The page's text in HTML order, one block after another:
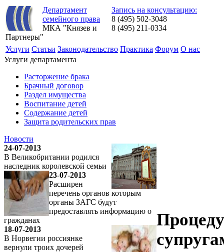
Департамент
семейного права
МКА "Князев и
Партнеры"
Запись на консультацию:
8 (495) 502-3048
8 (495) 211-0334
Услуги Статьи Законодательство Практика Форум О нас
Услуги департамента
Расторжение брака
Брачный договор
Раздел имущества
Воспитание детей
Содержание детей
Защита родительских прав
Новости
24-07-2013
В Великобритании родился
наследник королевской семьи
23-07-2013
Расширен
перечень органов которым
органы ЗАГС будут
предоставлять информацию о
гражданах
18-07-2013
В Норвегии россиянке
вернули троих дочерей